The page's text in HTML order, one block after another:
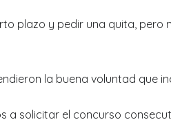
plazo y pedir una quita,
la buena voluntad que
a solicitar el concurso